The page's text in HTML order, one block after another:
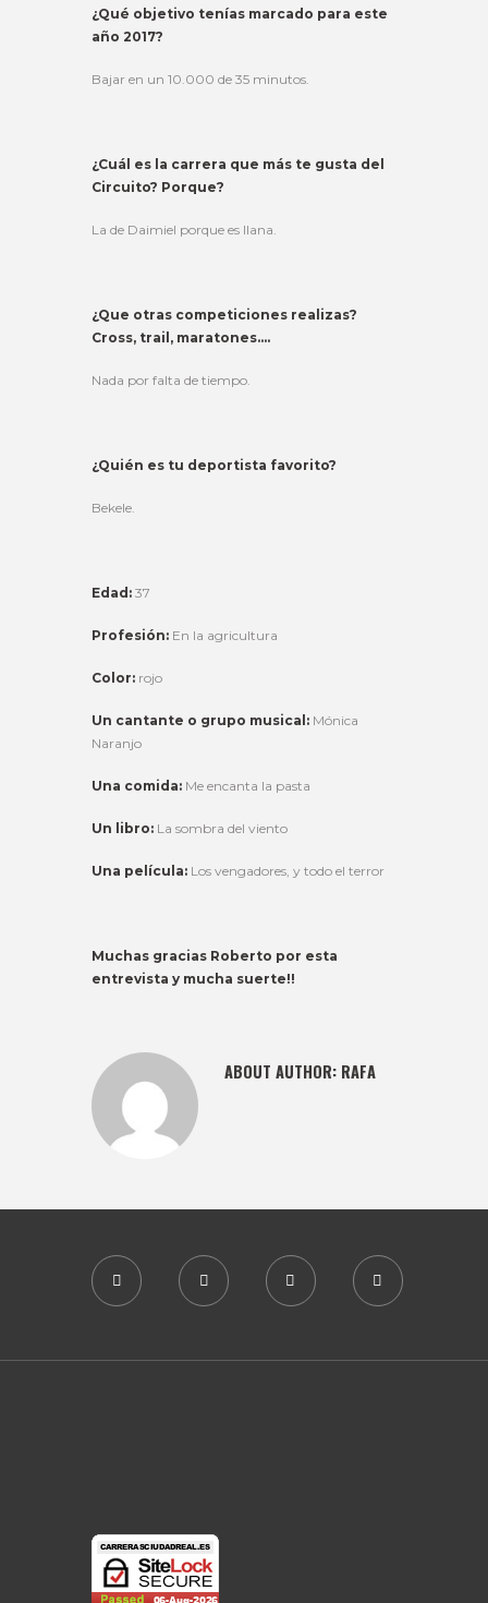
¿Qué objetivo tenías marcado para este
año 2017?
Bajar en un 10.000 de 35 minutos.
¿Cuál es la carrera que más te gusta del
Circuito? Porque?
La de Daimiel porque es llana.
¿Que otras competiciones realizas?
Cross, trail, maratones….
Nada por falta de tiempo.
¿Quién es tu deportista favorito?
Bekele.
Edad: 37
Profesión: En la agricultura
Color: rojo
Un cantante o grupo musical: Mónica
Naranjo
Una comida: Me encanta la pasta
Un libro: La sombra del viento
Una película: Los vengadores, y todo el terror
Muchas gracias Roberto por esta
entrevista y mucha suerte!!
ABOUT AUTHOR: RAFA